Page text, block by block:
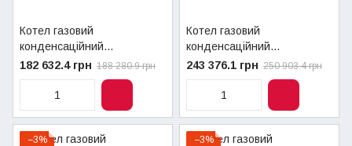
Котел газовий
конденсаційний
двоконтурний Fondital
Itaca/Orion CH KR60
182 632.4 грн 188 280.9 грн
Котел газовий
конденсаційний
двоконтурний Fondital
Itaca/Orion CH KR85
243 376.1 грн 250 903.4 грн
−3% −3%